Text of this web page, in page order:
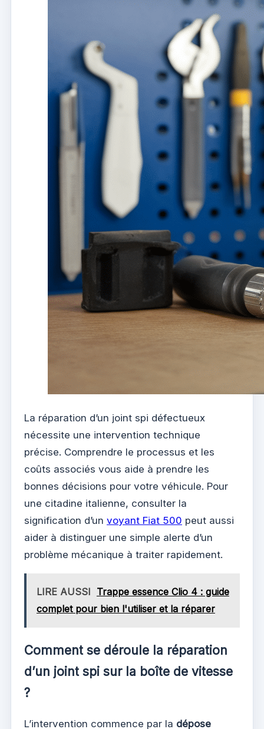
La réparation d’un joint spi défectueux
nécessite une intervention technique
précise. Comprendre le processus et les
coûts associés vous aide à prendre les
bonnes décisions pour votre véhicule. Pour
une citadine italienne, consulter la
signification d’un voyant Fiat 500 peut aussi
aider à distinguer une simple alerte d’un
problème mécanique à traiter rapidement.
LIRE AUSSI Trappe essence Clio 4 : guide
complet pour bien l'utiliser et la réparer
Comment se déroule la réparation
d’un joint spi sur la boîte de vitesse
?
L’intervention commence par la dépose